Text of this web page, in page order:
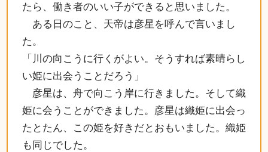
たら、働き者のいい子ができると思いました。
ある日のこと、天帝は彦星を呼んで言いまし
た。
「川の向こうに行くがよい。そうすれば素晴らし
い姫に出会うことだろう」
彦星は、舟で向こう岸に行きました。そして織
姫に会うことができました。彦星は織姫に出会っ
たとたん、この姫を好きだとおもいました。織姫
も同じでした。